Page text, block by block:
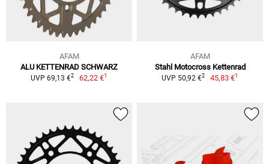
AFAM
ALU KETTENRAD SCHWARZ
UVP 69,13 €2 62,22 €1
AFAM
Stahl Motocross Kettenrad
UVP 50,92 €2 45,83 €1